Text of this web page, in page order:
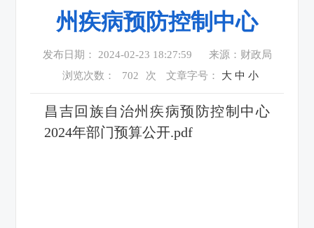
州疾病预防控制中心
发布日期： 2024-02-23 18:27:59
来源：财政局
浏览次数：
702 次 文章字号： 大 中 小
昌吉回族自治州疾病预防控制中心
2024年部门预算公开.pdf